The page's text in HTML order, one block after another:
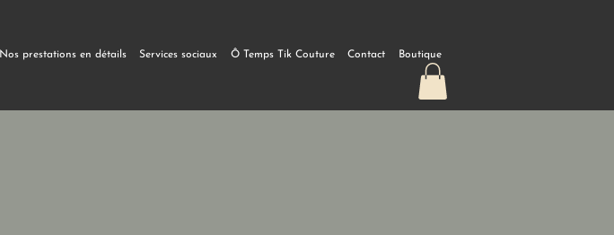
Nos prestations en détails Services sociaux Ô Temps Tik Couture Contact Boutique